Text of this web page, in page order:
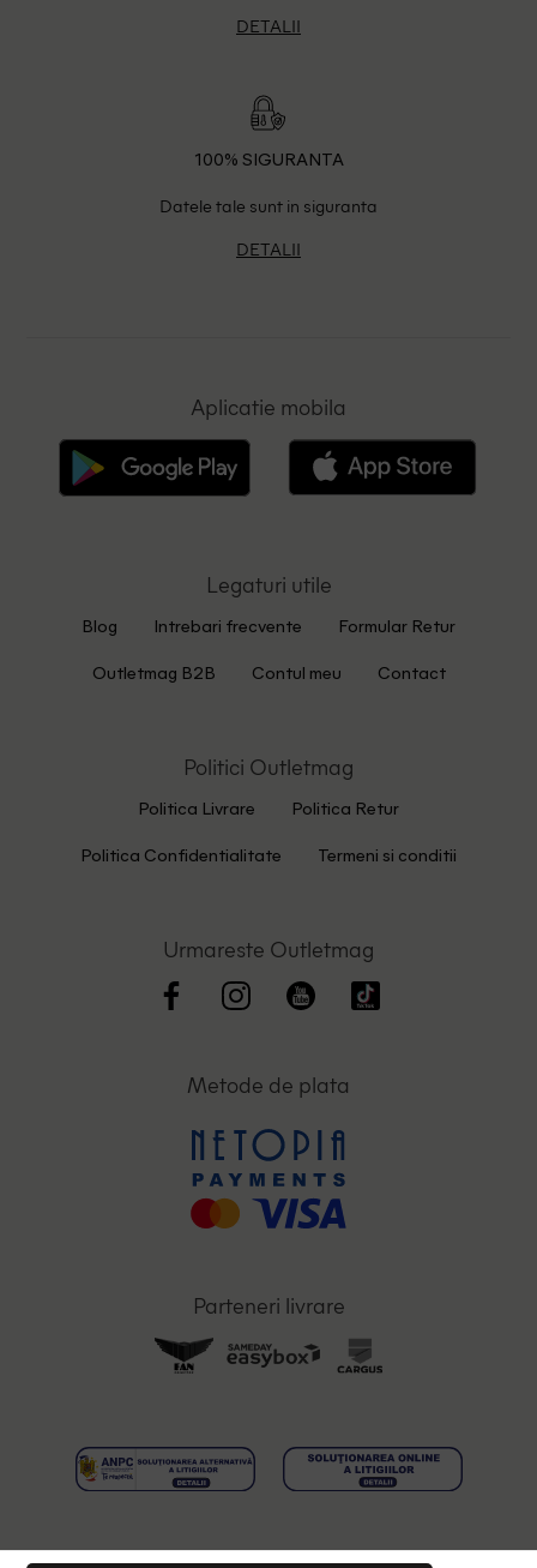
DETALII
100% SIGURANTA
Datele tale sunt in siguranta
DETALII
Aplicatie mobila
Legaturi utile
Blog Intrebari frecvente Formular Retur
Outletmag B2B Contul meu Contact
Politici Outletmag
Politica Livrare Politica Retur
Politica Confidentialitate Termeni si conditii
Urmareste Outletmag
Metode de plata
Parteneri livrare